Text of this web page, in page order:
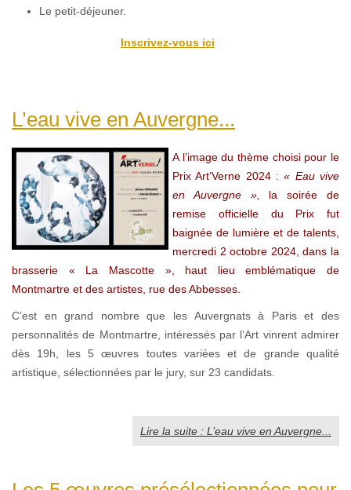
Le petit-déjeuner.
Inscrivez-vous ici
L’eau vive en Auvergne...
A l’image du thème choisi pour le
Prix Art’Verne 2024 :« Eau vive
en Auvergne »,
la soirée de
remise officielle du Prix fut
baignée de lumière et de talents,
mercredi 2 octobre 2024, dans la
brasserie « La Mascotte », haut lieu emblématique de
Montmartre et des artistes, rue des Abbesses.
C’est en grand nombre que les Auvergnats à Paris et des
personnalités de Montmartre, intéressés par l’Art vinrent admirer
dès 19h, les 5 œuvres toutes variées et de grande qualité
artistique, sélectionnées par le jury, sur 23 candidats.
Lire la suite : L’eau vive en Auvergne...